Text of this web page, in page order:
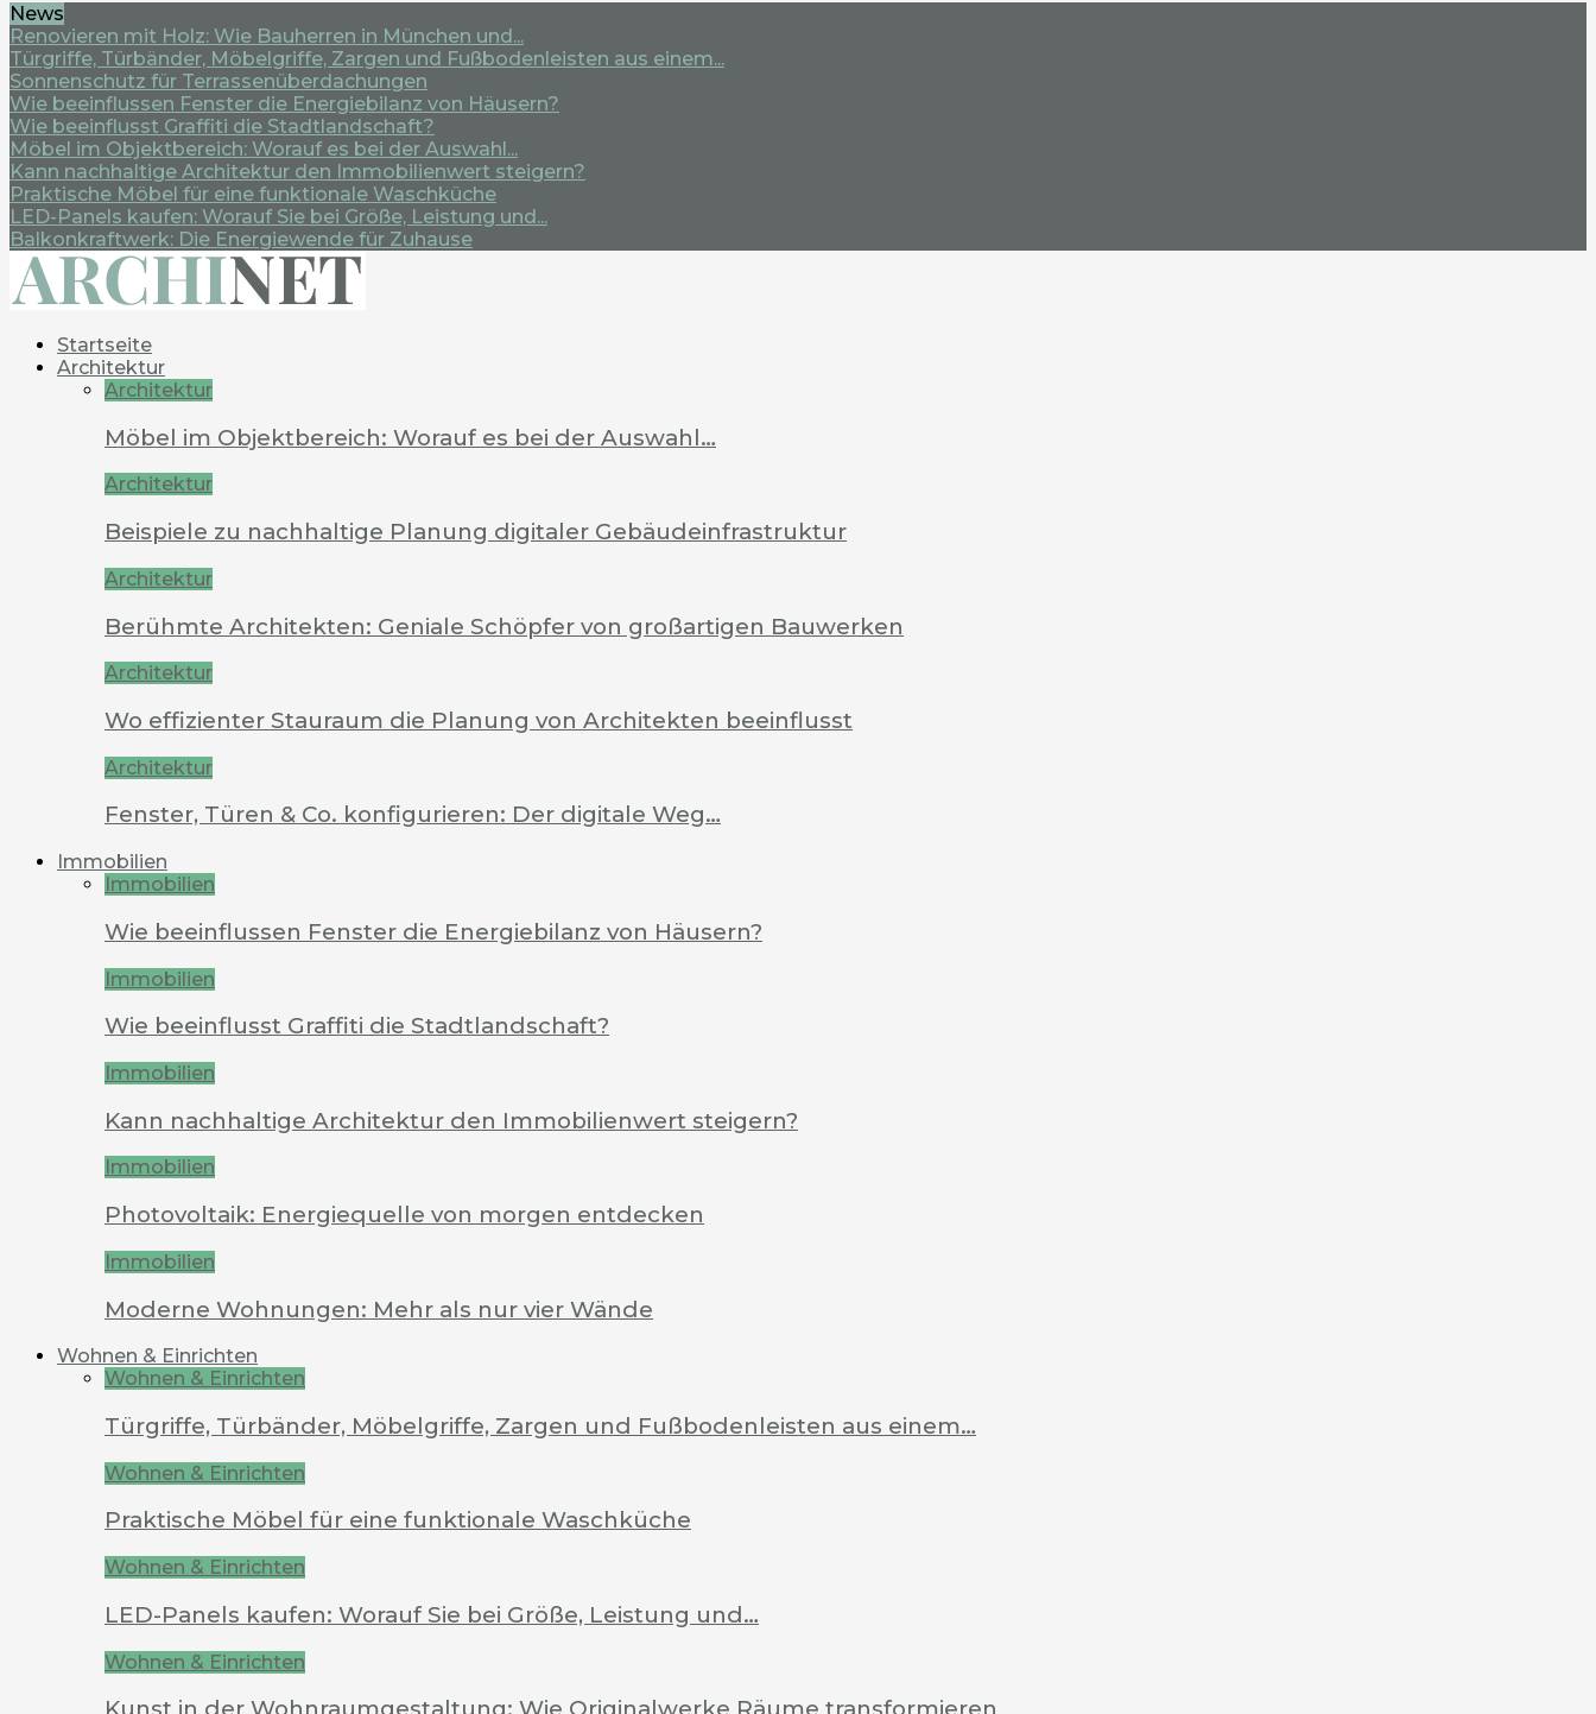
News
Renovieren mit Holz: Wie Bauherren in München und...
Türgriffe, Türbänder, Möbelgriffe, Zargen und Fußbodenleisten aus einem...
Sonnenschutz für Terrassenüberdachungen
Wie beeinflussen Fenster die Energiebilanz von Häusern?
Wie beeinflusst Graffiti die Stadtlandschaft?
Möbel im Objektbereich: Worauf es bei der Auswahl...
Kann nachhaltige Architektur den Immobilienwert steigern?
Praktische Möbel für eine funktionale Waschküche
LED-Panels kaufen: Worauf Sie bei Größe, Leistung und...
Balkonkraftwerk: Die Energiewende für Zuhause
Startseite
Architektur
Architektur
Möbel im Objektbereich: Worauf es bei der Auswahl…
Architektur
Beispiele zu nachhaltige Planung digitaler Gebäudeinfrastruktur
Architektur
Berühmte Architekten: Geniale Schöpfer von großartigen Bauwerken
Architektur
Wo effizienter Stauraum die Planung von Architekten beeinflusst
Architektur
Fenster, Türen & Co. konfigurieren: Der digitale Weg…
Immobilien
Immobilien
Wie beeinflussen Fenster die Energiebilanz von Häusern?
Immobilien
Wie beeinflusst Graffiti die Stadtlandschaft?
Immobilien
Kann nachhaltige Architektur den Immobilienwert steigern?
Immobilien
Photovoltaik: Energiequelle von morgen entdecken
Immobilien
Moderne Wohnungen: Mehr als nur vier Wände
Wohnen & Einrichten
Wohnen & Einrichten
Türgriffe, Türbänder, Möbelgriffe, Zargen und Fußbodenleisten aus einem…
Wohnen & Einrichten
Praktische Möbel für eine funktionale Waschküche
Wohnen & Einrichten
LED-Panels kaufen: Worauf Sie bei Größe, Leistung und…
Wohnen & Einrichten